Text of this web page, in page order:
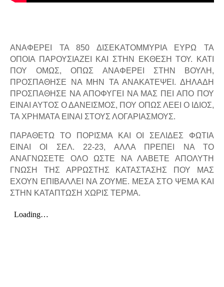
ΑΝΑΦΕΡΕΙ ΤΑ 850 ΔΙΣΕΚΑΤΟΜΜΥΡΙΑ ΕΥΡΩ ΤΑ
ΟΠΟΙΑ ΠΑΡΟΥΣΙΑΖΕΙ ΚΑΙ ΣΤΗΝ ΕΚΘΕΣΗ ΤΟΥ. ΚΑΤΙ
ΠΟΥ ΟΜΩΣ, ΟΠΩΣ ΑΝΑΦΕΡΕΙ ΣΤΗΝ ΒΟΥΛΗ,
ΠΡΟΣΠΑΘΗΣΕ ΝΑ ΜΗΝ ΤΑ ΑΝΑΚΑΤΕΨΕΙ. ΔΗΛΑΔΗ
ΠΡΟΣΠΑΘΗΣΕ ΝΑ ΑΠΟΦΥΓΕΙ ΝΑ ΜΑΣ ΠΕΙ ΑΠΟ ΠΟΥ
ΕΙΝΑΙ ΑΥΤΟΣ Ο ΔΑΝΕΙΣΜΟΣ, ΠΟΥ ΟΠΩΣ ΛΕΕΙ Ο ΙΔΙΟΣ,
ΤΑ ΧΡΗΜΑΤΑ ΕΙΝΑΙ ΣΤΟΥΣ ΛΟΓΑΡΙΑΣΜΟΥΣ.
ΠΑΡΑΘΕΤΩ ΤΟ ΠΟΡΙΣΜΑ ΚΑΙ ΟΙ ΣΕΛΙΔΕΣ ΦΩΤΙΑ
ΕΙΝΑΙ ΟΙ ΣΕΛ. 22-23, ΑΛΛΑ ΠΡΕΠΕΙ ΝΑ ΤΟ
ΑΝΑΓΝΩΣΕΤΕ ΟΛΟ ΩΣΤΕ ΝΑ ΛΑΒΕΤΕ ΑΠΟΛΥΤΗ
ΓΝΩΣΗ ΤΗΣ ΑΡΡΩΣΤΗΣ ΚΑΤΑΣΤΑΣΗΣ ΠΟΥ ΜΑΣ
ΕΧΟΥΝ ΕΠΙΒΑΛΛΕΙ ΝΑ ΖΟΥΜΕ. ΜΕΣΑ ΣΤΟ ΨΕΜΑ ΚΑΙ
ΣΤΗΝ ΚΑΤΑΠΤΩΣΗ ΧΩΡΙΣ ΤΕΡΜΑ.